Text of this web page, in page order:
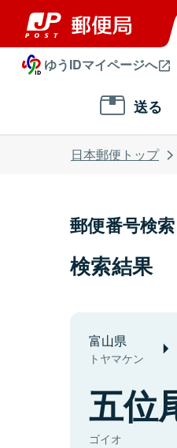
ゆうIDマイページへ
送る
日本郵便トップ
郵便番号検索
検索結果
富山県
トヤマケン
五位
ゴイオ